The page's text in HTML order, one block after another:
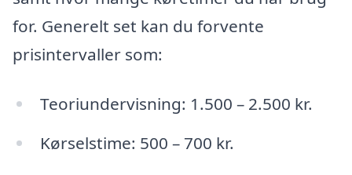
for. Generelt set kan du forvente
prisintervaller som:
Teoriundervisning: 1.500 – 2.500 kr.
Kørselstime: 500 – 700 kr.